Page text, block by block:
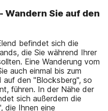
Wandern Sie auf den
befindet sich die
die Sie während Ihrer
Eine Wanderung vom
auch einmal bis zum
auf den "Blocksberg", so
führen. In der Nähe der
sich außerdem die
die Ihnen eine